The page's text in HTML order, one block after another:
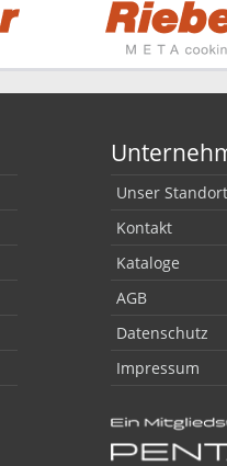
Unser Standort
Kontakt
Kataloge
AGB
Datenschutz
Impressum